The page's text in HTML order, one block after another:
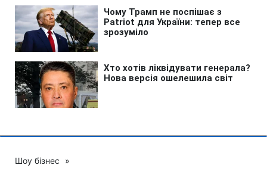
Шоу бізнес »